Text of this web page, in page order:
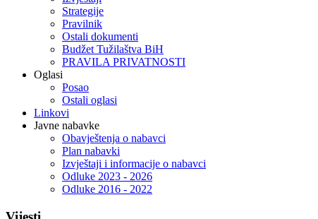
Strategije
Pravilnik
Ostali dokumenti
Budžet Tužilaštva BiH
PRAVILA PRIVATNOSTI
Oglasi
Posao
Ostali oglasi
Linkovi
Javne nabavke
Obavještenja o nabavci
Plan nabavki
Izvještaji i informacije o nabavci
Odluke 2023 - 2026
Odluke 2016 - 2022